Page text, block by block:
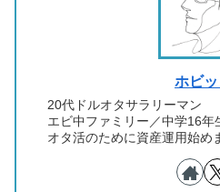
ホビッ
20代ドルオタサラリーマン
エビ中ファミリー／中学16年
オタ活のために資産運用始め